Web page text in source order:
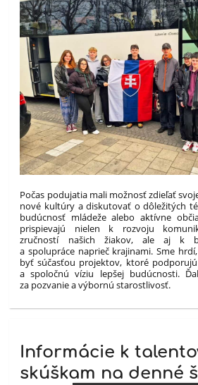
Počas podujatia mali možnosť zdieľať
nové kultúry a diskutovať o dôležitých
budúcnosť mládeže alebo aktívne
prispievajú nielen k rozvoju
zručností našich žiakov, ale aj k
a spolupráce naprieč krajinami. Sme
byť súčasťou projektov, ktoré
a spoločnú víziu lepšej budúcnosti.
za pozvanie a výbornú starostlivosť.
Informácie k
skúškam na denné